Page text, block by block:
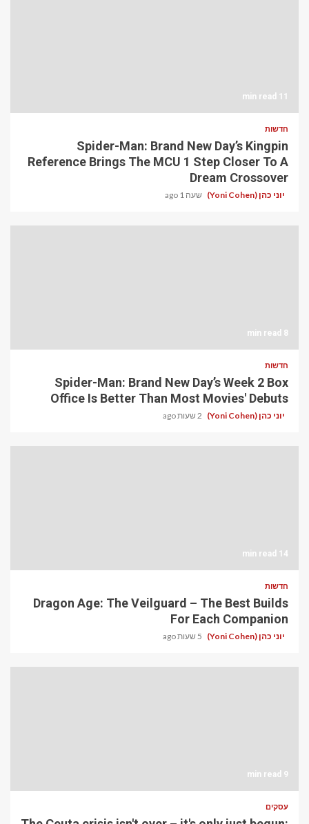
11 min read
חדשות
Spider-Man: Brand New Day’s Kingpin
Reference Brings The MCU 1 Step Closer To A
Dream Crossover
יוני כהן (Yoni Cohen) שעה 1 ago
8 min read
חדשות
Spider-Man: Brand New Day’s Week 2 Box
Office Is Better Than Most Movies' Debuts
יוני כהן (Yoni Cohen) 2 שעות ago
14 min read
חדשות
Dragon Age: The Veilguard – The Best Builds
For Each Companion
יוני כהן (Yoni Cohen) 5 שעות ago
9 min read
עסקים